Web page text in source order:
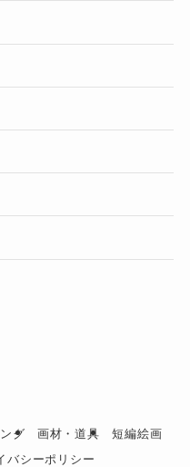
グ 画材・道具
短編絵画
バシーポリシー